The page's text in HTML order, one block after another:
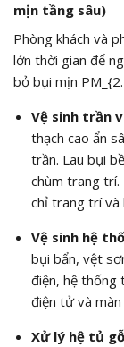
mịn tầng sâu)
Phòng khách và
lớn thời gian để
bỏ bụi mịn
Vệ sinh trần
thạch cao ẩn
trần. Lau bụi
chùm trang trí.
chỉ trang trí và
Vệ sinh hệ
bụi bẩn, vệt
điện, hệ thống
điện tử và
Xử lý hệ tủ